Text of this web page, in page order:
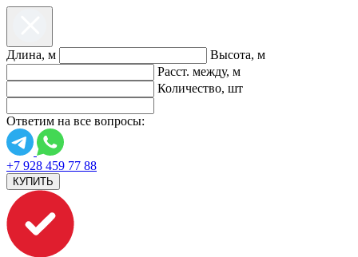
Длина, м
Высота, м
Расст. между, м
Количество, шт
Ответим на все вопросы:
+7 928 459 77 88
КУПИТЬ